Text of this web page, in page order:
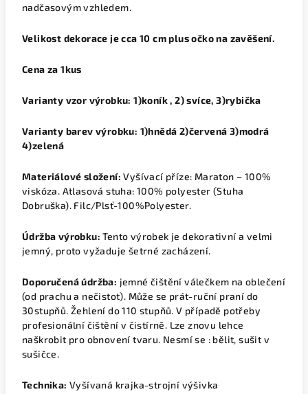
nadčasovým vzhledem.
Velikost dekorace je cca 10 cm plus očko na zavěšení.
Cena za 1kus
Varianty vzor výrobku: 1)koník , 2) svíce, 3)rybička
Varianty barev výrobku: 1)hnědá 2)červená 3)modrá
4)zelená
Materiálové složení: Vyšívací příze: Maraton – 100%
viskóza. Atlasová stuha: 100% polyester (Stuha
Dobruška). Filc/Plsť-100%Polyester.
Údržba výrobku: Tento výrobek je dekorativní a velmi
jemný, proto vyžaduje šetrné zacházení.
Doporučená údržba: jemné čištění válečkem na oblečení
(od prachu a nečistot). Může se prát-ruční praní do
30stupňů. Žehlení do 110 stupňů. V případě potřeby
profesionální čištění v čistírně. Lze znovu lehce
naškrobit pro obnovení tvaru. Nesmí se : bělit, sušit v
sušičce.
Technika: Vyšívaná krajka-strojní výšivka